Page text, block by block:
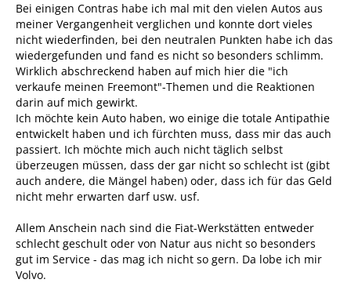
Bei einigen Contras habe ich mal mit den vielen Autos aus
meiner Vergangenheit verglichen und konnte dort vieles
nicht wiederfinden, bei den neutralen Punkten habe ich das
wiedergefunden und fand es nicht so besonders schlimm.
Wirklich abschreckend haben auf mich hier die "ich
verkaufe meinen Freemont"-Themen und die Reaktionen
darin auf mich gewirkt.
Ich möchte kein Auto haben, wo einige die totale Antipathie
entwickelt haben und ich fürchten muss, dass mir das auch
passiert. Ich möchte mich auch nicht täglich selbst
überzeugen müssen, dass der gar nicht so schlecht ist (gibt
auch andere, die Mängel haben) oder, dass ich für das Geld
nicht mehr erwarten darf usw. usf.
Allem Anschein nach sind die Fiat-Werkstätten entweder
schlecht geschult oder von Natur aus nicht so besonders
gut im Service - das mag ich nicht so gern. Da lobe ich mir
Volvo.